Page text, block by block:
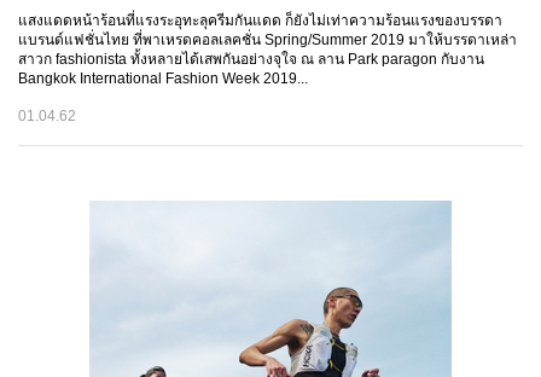
แสงแดดหน้าร้อนที่แรงระอุทะลุครีมกันแดด ก็ยังไม่เท่าความร้อนแรงของบรรดา
แบรนด์แฟชั่นไทย ที่พาเหรดคอลเลคชั่น Spring/Summer 2019 มาให้บรรดาเหล่า
สาวก fashionista ทั้งหลายได้เสพกันอย่างจุใจ ณ ลาน Park paragon กับงาน
Bangkok International Fashion Week 2019...
01.04.62